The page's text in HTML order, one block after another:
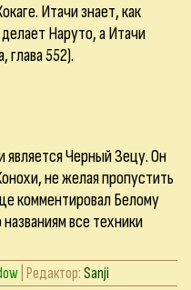
Итачи знает, как
Наруто, а Итачи
глава 552).
является Черный Зецу. Он
не желая пропустить
комментировал Белому
все техники
| Редактор:Sanji